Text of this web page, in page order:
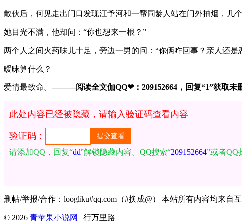
散伙后，何见走出门口发现江予河和一帮同龄人站在门外抽烟，几
她目光不满，他却问：“你也想来一根？”
两个人之间火药味儿十足，旁边一男的问：“你俩咋回事？亲人还是
暧昧算什么？
爱情最致命。———阅读全文伽QQ❤：209152664，回复“1”获取
此处内容已经被隐藏，请输入验证码查看内容
验证码：
请添加QQ，回复“dd”解锁隐藏内容。QQ搜索“209152664”或者QQ
删帖/举报/合作：loogliku#qq.com（#换成@） 本站所有内容均来自
© 2026 青苹果小说网 行万里路